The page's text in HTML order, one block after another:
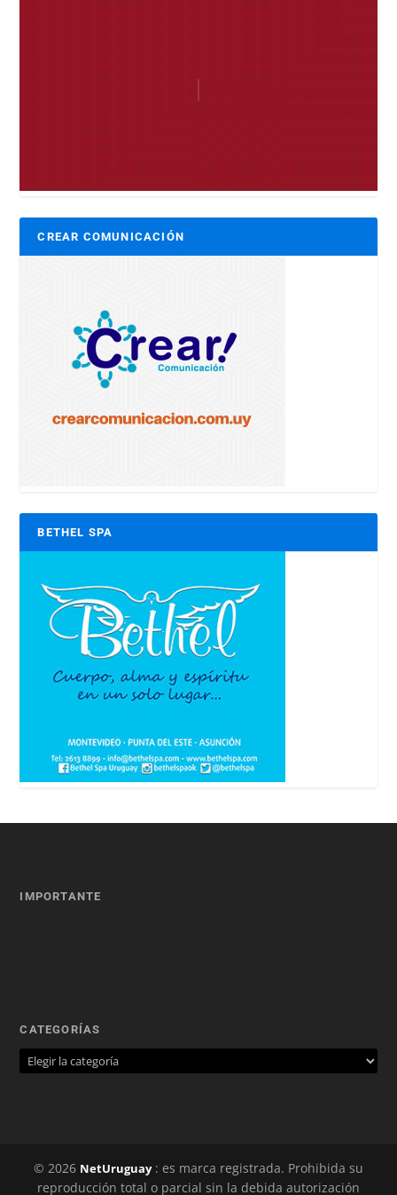
CREAR COMUNICACIÓN
BETHEL SPA
IMPORTANTE
CATEGORÍAS
© 2026 NetUruguay: es marca registrada. Prohibida su
reproducción total o parcial sin la debida autorización